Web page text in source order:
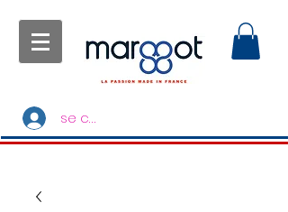
se connecter